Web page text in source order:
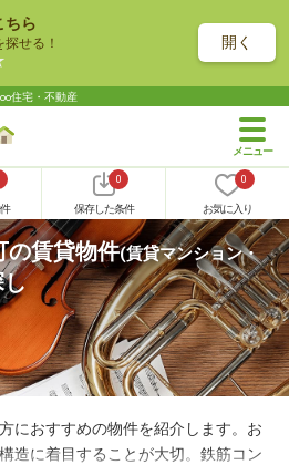
ちら
せる！ 開く
住宅・不動産
0
保存した条件
0
お気に入り
の賃貸物件(賃貸マンション・
におすすめの物件を紹介します。お
造に着目することが大切。鉄筋コン